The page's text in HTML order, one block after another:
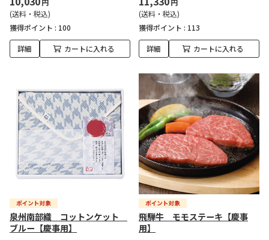
円
(送料・税込)
獲得ポイント : 100
詳細 カートに入れる
円
(送料・税込)
獲得ポイント : 113
詳細 カートに入れる
泉州南部織 コットンケット
ブルー【慶事用】
飛騨牛 モモステーキ【慶事
用】